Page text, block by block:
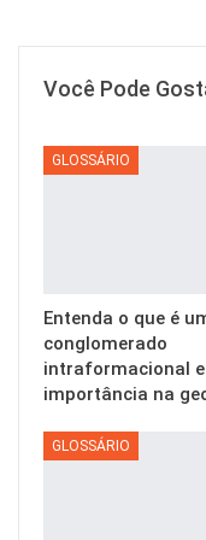
Você Pode
GLOSSÁRIO
Entenda o que é
conglomerado
intraformacional
importância na
GLOSSÁRIO